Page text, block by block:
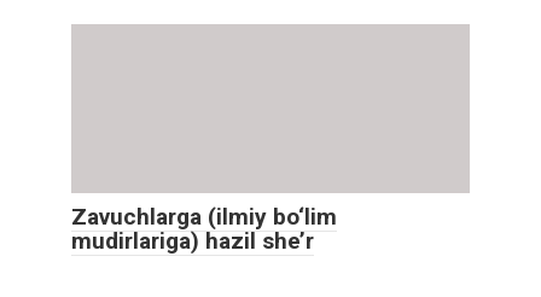
Zavuchlarga (ilmiy bo‘lim
mudirlariga) hazil she’r